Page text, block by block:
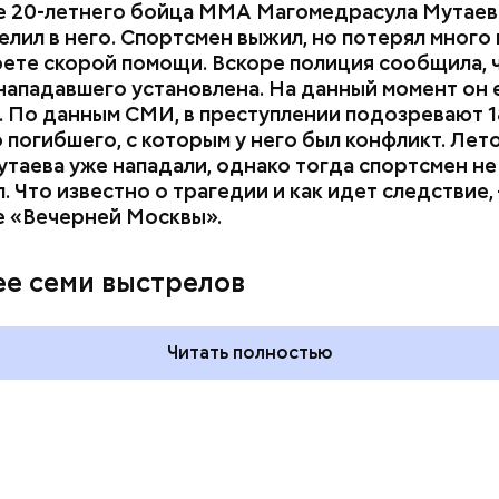
какие
в России
бесконечности: какие
праздники отмечают в
и мире 8 августа
20-летнего бойца ММА Магомедрасула
в него. Спортсмен выжил, но потерял много
скорой помощи. Вскоре полиция сообщила,
установлена. На данный момент он
По данным СМИ, в преступлении подозревают
погибшего, с которым у него был конфликт.
уже нападали, однако тогда спортсмен не
Что известно о трагедии и как идет
«Вечерней Москвы».
семи выстрелов
Читать полностью